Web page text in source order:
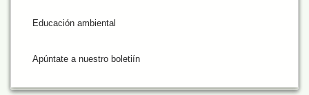
Educación ambiental
Apúntate a nuestro boletiín